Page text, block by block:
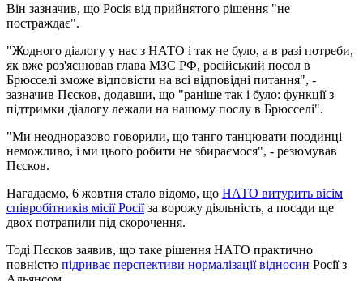
Він зазначив, що Росія від прийнятого рішення "не
постраждає".
"Жодного діалогу у нас з НАТО і так не було, а в разі потреби,
як вже роз'яснював глава МЗС РФ, російський посол в
Брюсселі зможе відповісти на всі відповідні питання", -
зазначив Пєсков, додавши, що "раніше так і було: функції з
підтримки діалогу лежали на нашому послу в Брюсселі".
"Ми неодноразово говорили, що танго танцювати поодинці
неможливо, і ми цього робити не збираємося", - резюмував
Пєсков.
Нагадаємо, 6 жовтня стало відомо, що НАТО витурить вісім
співробітників місії Росіїза ворожу діяльність, а посади ще
двох потрапили під скорочення.
Тоді Пєсков заявив, що таке рішення НАТО практично
повністю підриває перспективи нормалізації відносин Росії з